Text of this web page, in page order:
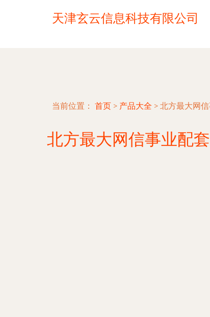
天津玄云信息科技有限公司
当前位置： 首页 > 产品大全 > 北方最大网
北方最大网信事业配